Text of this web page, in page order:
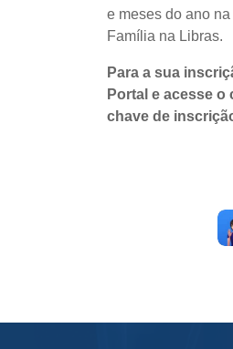
e meses do ano
Família na Libras.
Para a sua
Portal e acesse
chave de